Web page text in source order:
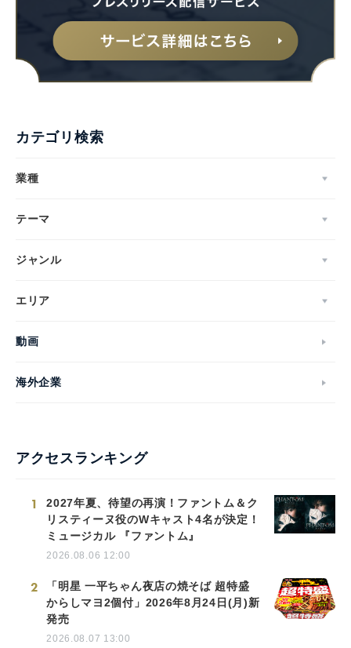
カテゴリ検索
業種
テーマ
ジャンル
エリア
動画
海外企業
アクセスランキング
1
2027年夏、待望の再演！ファントム＆ク
リスティーヌ役のWキャスト4名が決定！
ミュージカル 『ファントム』
2026.08.06 12:00
2
「明星 一平ちゃん夜店の焼そば 超特盛
からしマヨ2個付」2026年8月24日(月)新
発売
2026.08.07 13:00